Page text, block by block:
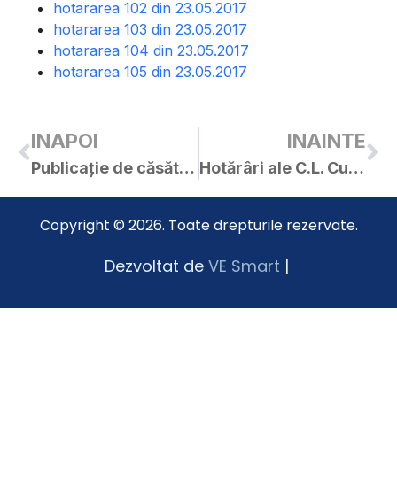
hotararea 102 din 23.05.2017
hotararea 103 din 23.05.2017
hotararea 104 din 23.05.2017
hotararea 105 din 23.05.2017
INAPOI
Publicație de căsătorie – 18.05.2017 / Tufar Cătălin-Ioan-Dorin / Lemle Simina-Oana
INAINTE
Hotărâri ale C.L. Curtici adoptate în ședința din 30.05.2017
Copyright © 2026. Toate drepturile rezervate.
Dezvoltat de VE Smart |